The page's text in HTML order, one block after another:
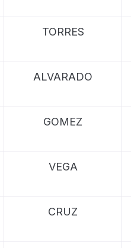
TORRES
ALVARADO
GOMEZ
VEGA
CRUZ